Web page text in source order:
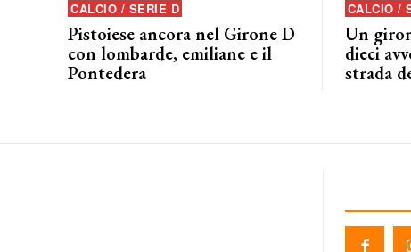
CALCIO / SERIE D
Pistoiese ancora nel Girone D
con lombarde, emiliane e il
Pontedera
CALCIO /
Un
dieci
strada